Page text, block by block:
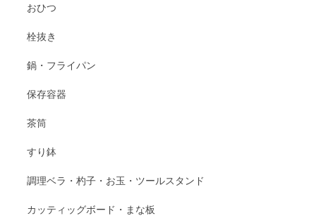
おひつ
栓抜き
鍋・フライパン
保存容器
茶筒
すり鉢
調理ベラ・杓子・お玉・ツールスタンド
カッティッグボード・まな板